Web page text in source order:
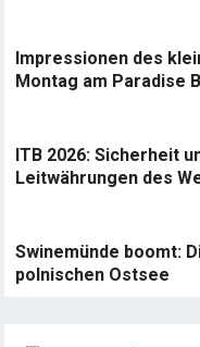
Impressionen des
Montag am Paradise
ITB 2026: Sicherheit
Leitwährungen des
Swinemünde boomt:
polnischen Ostsee